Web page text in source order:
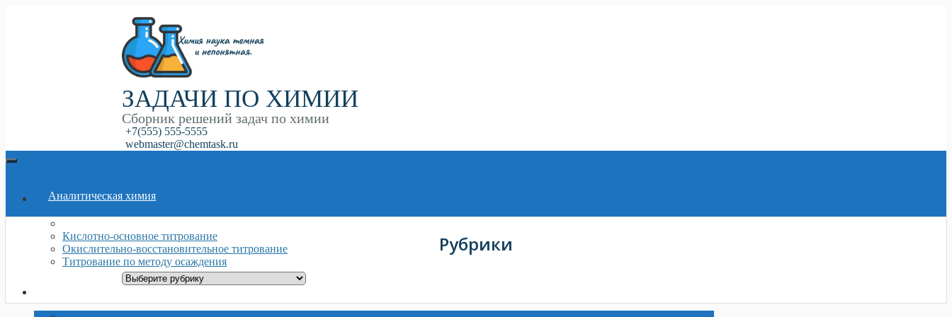
ЗАДАЧИ ПО ХИМИИ
Сборник решений задач по химии
+7(555) 555-5555
webmaster@chemtask.ru
Toggle
Аналитическая химия
Кислотно-основное титрование
Окислительно-восстановительное титрование
Титрование по методу осаждения
Рубрики
Р
б